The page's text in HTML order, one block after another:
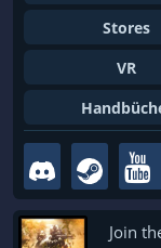
Stores
VR
Join